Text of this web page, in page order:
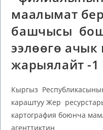
маалымат
башчысы
ээлөөгө ачык
жарыялайт -
Кыргыз
караштуу Жер
картография боюнча
агенттиктин